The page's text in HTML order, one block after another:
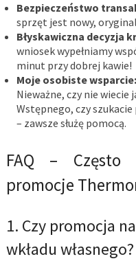
Bezpieczeństwo
sprzęt jest nowy,
Błyskawiczna decyzja
wniosek wypełniamy
minut przy dobrej kawie!
Moje osobiste wsparcie:
Nieważne, czy nie wiecie
Wstępnego, czy
– zawsze służę pomocą.
FAQ – Często
promocje
1. Czy promocja
wkładu własnego?